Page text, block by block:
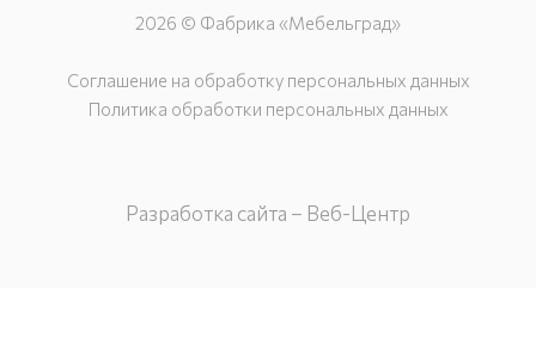
2026 © Фабрика «Мебельград»
Соглашение на обработку персональных данных
Политика обработки персональных данных
Разработка сайта – Веб-Центр